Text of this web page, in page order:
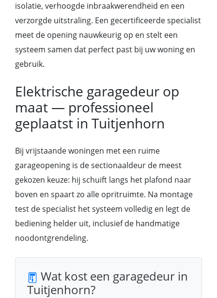
isolatie, verhoogde inbraakwerendheid en een
verzorgde uitstraling. Een gecertificeerde specialist
meet de opening nauwkeurig op en stelt een
systeem samen dat perfect past bij uw woning en
gebruik.
Elektrische garagedeur op
maat — professioneel
geplaatst in Tuitjenhorn
Bij vrijstaande woningen met een ruime
garageopening is de sectionaaldeur de meest
gekozen keuze: hij schuift langs het plafond naar
boven en spaart zo alle opritruimte. Na montage
test de specialist het systeem volledig en legt de
bediening helder uit, inclusief de handmatige
noodontgrendeling.
Wat kost een garagedeur in
Tuitjenhorn?